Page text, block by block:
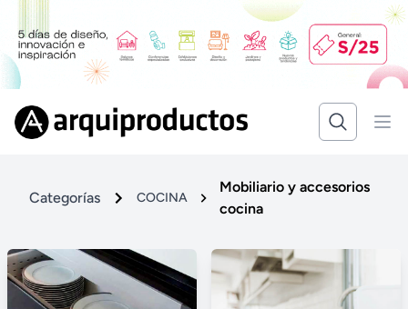
Categorías COCINA
Mobiliario y accesorios
cocina